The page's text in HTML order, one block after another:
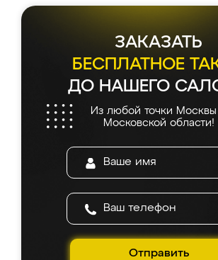
ЗАКАЗАТЬ
БЕСПЛАТНОЕ
ДО НАШЕГО
Из любой точки Москвы
Московской области!
Отправить